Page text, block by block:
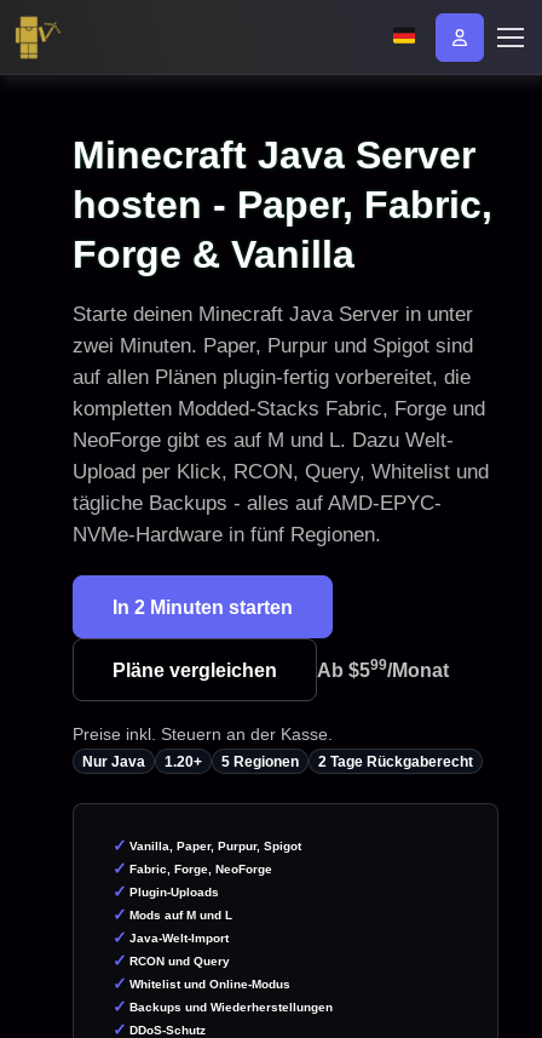
Minecraft Java Server
hosten - Paper, Fabric,
Forge & Vanilla
Starte deinen Minecraft Java Server in unter
zwei Minuten. Paper, Purpur und Spigot sind
auf allen Plänen plugin-fertig vorbereitet, die
kompletten Modded-Stacks Fabric, Forge und
NeoForge gibt es auf M und L. Dazu Welt-
Upload per Klick, RCON, Query, Whitelist und
tägliche Backups - alles auf AMD-EPYC-
NVMe-Hardware in fünf Regionen.
In 2 Minuten starten
Pläne vergleichen Ab $599/Monat
Preise inkl. Steuern an der Kasse.
Nur Java 1.20+ 5 Regionen 2 Tage Rückgaberecht
Vanilla, Paper, Purpur, Spigot
Fabric, Forge, NeoForge
Plugin-Uploads
Mods auf M und L
Java-Welt-Import
RCON und Query
Whitelist und Online-Modus
Backups und Wiederherstellungen
DDoS-Schutz